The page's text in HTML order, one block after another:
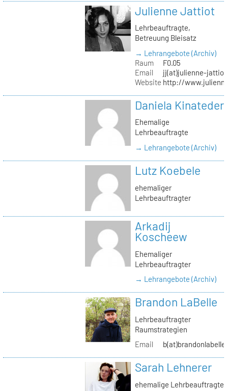
Julienne Jattiot
Lehrbeauftragte,
Betreuung Bleisatz
→ Lehrangebote (Archiv)
Raum
F0.05
Email
jj(at)julienne-
Website http://
Daniela Kinateder
Ehemalige
Lehrbeauftragte
→ Lehrangebote (Archiv)
Lutz Koebele
ehemaliger
Lehrbeauftragter
Arkadij
Koscheew
Ehemaliger
Lehrbeauftragter
→ Lehrangebote (Archiv)
Brandon LaBelle
Lehrbeauftragter
Raumstrategien
Email
Sarah Lehnerer
ehemalige Lehrbeauftragte